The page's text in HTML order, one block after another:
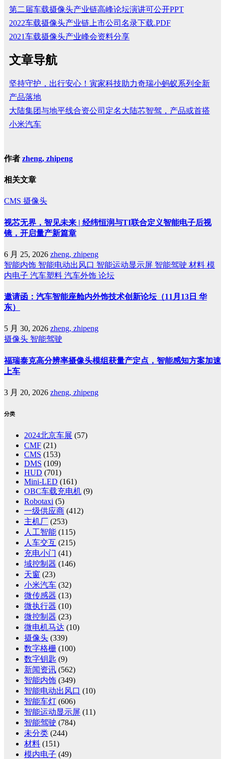
第二届车载摄像头产业链高峰论坛演讲可公开PPT
2022车载摄像头产业链上市公司名录下载.PDF
2021车载摄像头产业峰会资料分享
文章导航
坚持守护，出行安心！寅家科技助力奇瑞小蚂蚁系列全新
产品落地
大陆集团与地平线合资公司定名大陆芯智驾，产品或首搭
小米汽车
作者 zheng, zhipeng
相关文章
CMS 摄像头
视芯无界，智见未来 | 经纬恒润与TI联合定义智能电子后视
镜，开启量产新篇章
6 月 25, 2026 zheng, zhipeng
智能内饰 智能电动出风口 智能运动显示屏 智能驾驶 材料 模
内电子 汽车塑料 汽车外饰 论坛
邀请函：汽车智能座舱内外饰技术创新论坛（11月13日 华
东）
5 月 30, 2026 zheng, zhipeng
摄像头 智能驾驶
福瑞泰克高分辨率摄像头模组获量产定点，智能感知方案加速
上车
3 月 20, 2026 zheng, zhipeng
分类
2024北京车展 (57)
CMF (21)
CMS (153)
DMS (109)
HUD (701)
Mini-LED (161)
OBC车载充电机 (9)
Robotaxi (5)
一级供应商 (412)
主机厂 (253)
人工智能 (115)
人车交互 (215)
充电小门 (41)
域控制器 (146)
天窗 (23)
小米汽车 (32)
微传感器 (13)
微执行器 (10)
微控制器 (23)
微电机马达 (10)
摄像头 (339)
数字格栅 (100)
数字钥匙 (9)
新闻资讯 (562)
智能内饰 (349)
智能电动出风口 (10)
智能车灯 (606)
智能运动显示屏 (11)
智能驾驶 (784)
未分类 (244)
材料 (151)
模内电子 (49)